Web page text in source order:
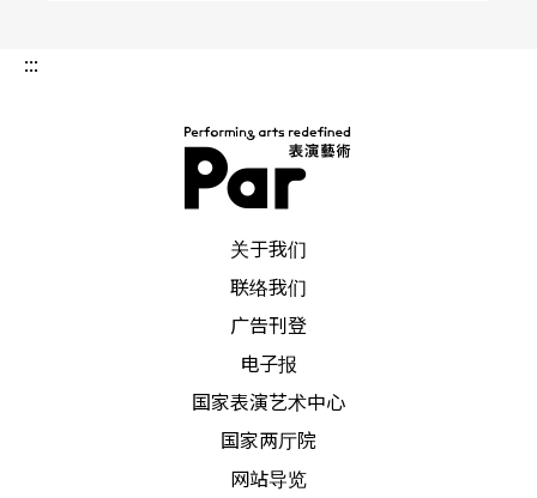
:::
关于我们
联络我们
广告刊登
电子报
国家表演艺术中心
国家两厅院
网站导览